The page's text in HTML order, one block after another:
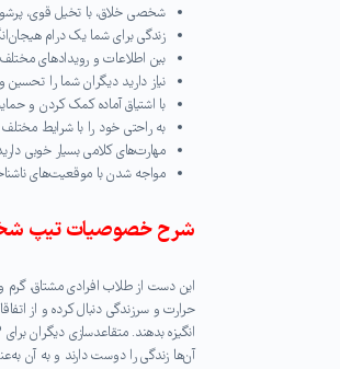
شخصی خلاق، با تخیل قوی،
زندگی برای شما یک درام
بین اطلاعات و رویدادهای
نیاز دارید دیگران شما را تحسین
با اشتیاق آماده‌ کمک کردن و
به راحتی خود را با شرایط مختلف
مهارت‌های کلامی بسیار خوبی
مواجه شدن با موقعیت‌های
شرح خصوصیات تیپ
این دست از طلاب افرادی مشتاق، گرم
حرارت و سرزندگی دنبال کرده و از
آن‌ها زندگی را دوست دارند و به آن